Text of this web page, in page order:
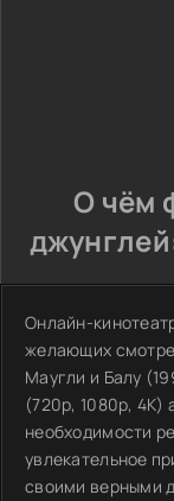
О чём
Онлайн-
желающих
Маугли и Балу
(720p, 1080p, 4K)
необходимости
увлекательное
своими верными